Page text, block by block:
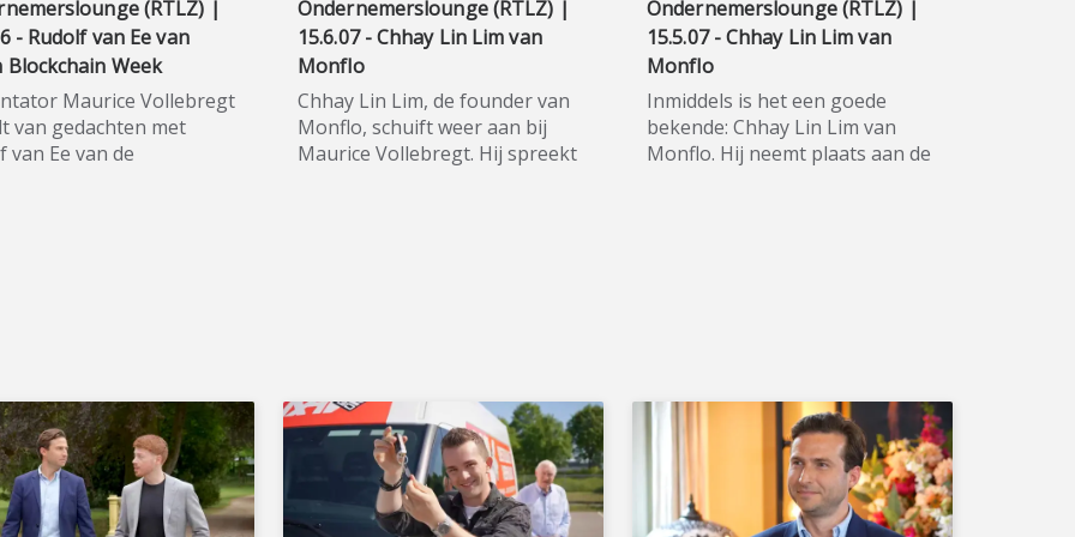
(RTLZ) |
- Rudolf van Ee van
Blockchain Week
Maurice Vollebregt
van gedachten met
van Ee van de
de grootste blockchain-
van Nederland. In
komen, zoals ieder
startups,
corporates,
Ondernemerslounge (RTLZ) |
15.6.07 - Chhay Lin Lim van
Monflo
Chhay Lin Lim, de founder van
Monflo, schuift weer aan bij
Maurice Vollebregt. Hij spreekt
werkelijkheid te maken en biedt
u het gebruiksgemak van
zogeheten web3-
bankrekeningen, waarmee u
eenvoudig digitale assets kunt
Ondernemerslounge (RTLZ) |
15.5.07 - Chhay Lin Lim van
Monflo
Inmiddels is het een goede
bekende: Chhay Lin Lim van
Monflo. Hij neemt plaats aan de
infrastructuur om die toekomst
werkelijkheid te maken en biedt
u het gebruiksgemak van
zogeheten web3-
bankrekeningen, waarmee u